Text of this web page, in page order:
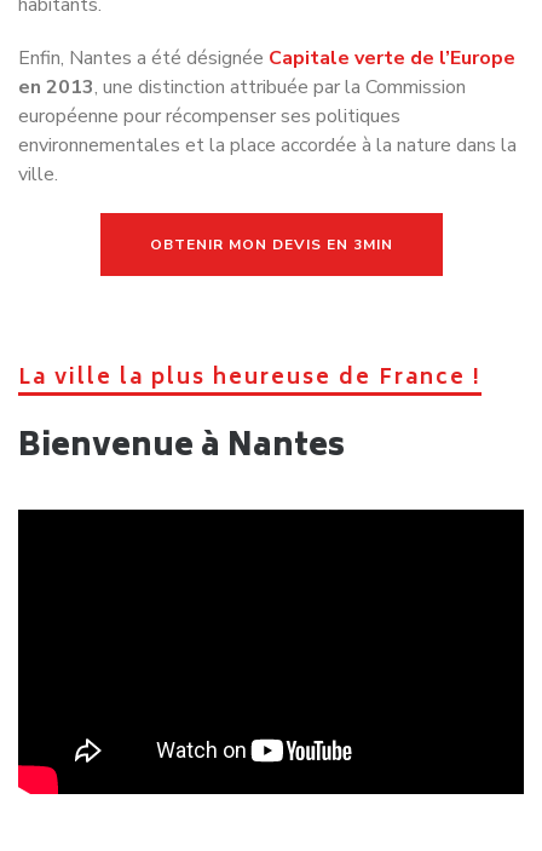
européenne pour récompenser ses politiques
environnementales et la place accordée à la nature dans la
ville.
Bienvenue à Nantes